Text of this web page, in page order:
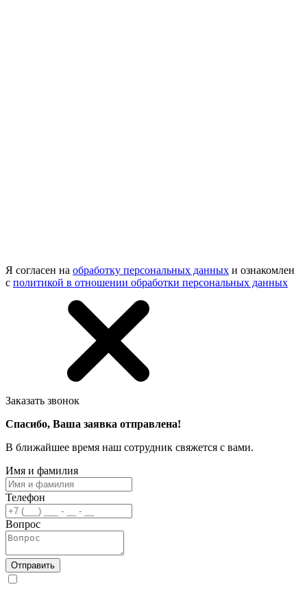
Я согласен на обработку персональных данных и ознакомлен
с политикой в отношении обработки персональных данных
Заказать звонок
Спасибо, Ваша заявка отправлена!
В ближайшее время наш сотрудник свяжется с вами.
Имя и фамилия
Телефон
Вопрос
Отправить